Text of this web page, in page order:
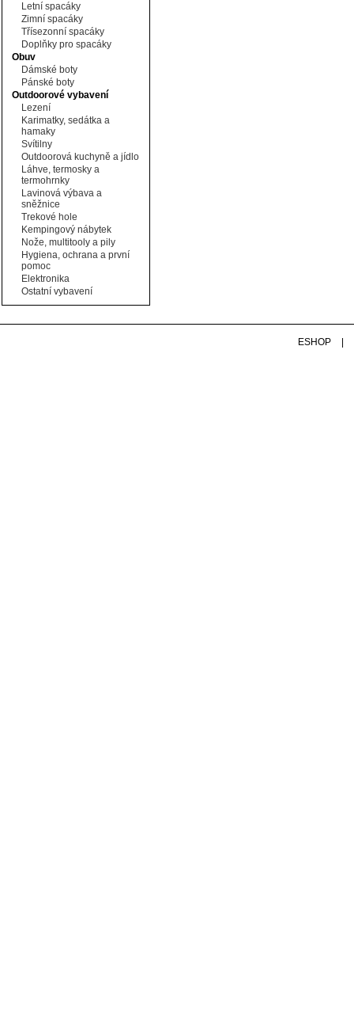
Letní spacáky
Zimní spacáky
Třísezonní spacáky
Doplňky pro spacáky
Obuv
Dámské boty
Pánské boty
Outdoorové vybavení
Lezení
Karimatky, sedátka a
hamaky
Svítilny
Outdoorová kuchyně a jídlo
Láhve, termosky a
termohrnky
Lavinová výbava a
sněžnice
Trekové hole
Kempingový nábytek
Nože, multitooly a pily
Hygiena, ochrana a první
pomoc
Elektronika
Ostatní vybavení
ESHOP